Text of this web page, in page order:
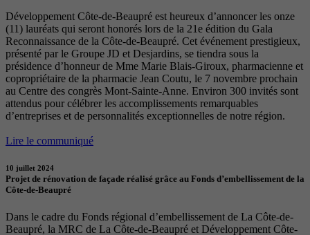
Développement Côte-de-Beaupré est heureux d’annoncer les onze
(11) lauréats qui seront honorés lors de la 21e édition du Gala
Reconnaissance de la Côte-de-Beaupré. Cet événement prestigieux,
présenté par le Groupe JD et Desjardins, se tiendra sous la
présidence d’honneur de Mme Marie Blais-Giroux, pharmacienne et
copropriétaire de la pharmacie Jean Coutu, le 7 novembre prochain
au Centre des congrès Mont-Sainte-Anne. Environ 300 invités sont
attendus pour célébrer les accomplissements remarquables
d’entreprises et de personnalités exceptionnelles de notre région.
Lire le communiqué
10 juillet 2024
Projet de rénovation de façade réalisé grâce au Fonds d’embellissement de la
Côte-de-Beaupré
Dans le cadre du Fonds régional d’embellissement de La Côte-de-
Beaupré, la MRC de La Côte-de-Beaupré et Développement Côte-